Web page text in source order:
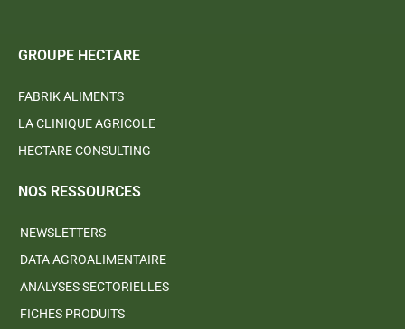
GROUPE HECTARE
FABRIK ALIMENTS
LA CLINIQUE AGRICOLE
HECTARE CONSULTING
NOS RESSOURCES
NEWSLETTERS
DATA AGROALIMENTAIRE
ANALYSES SECTORIELLES
FICHES PRODUITS